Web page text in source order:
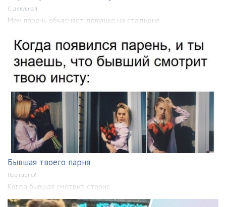
С девушкой
Мем парень объясняет девушке на стадионе
Бывшая твоего парня
Про парней
Когда бывшая смотрит сторис